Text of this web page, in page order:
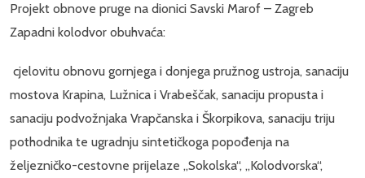
Projekt obnove pruge na dionici Savski Marof – Zagreb
Zapadni kolodvor obuhvaća:
cjelovitu obnovu gornjega i donjega pružnog ustroja, sanaciju
mostova Krapina, Lužnica i Vrabeščak, sanaciju propusta i
sanaciju podvožnjaka Vrapčanska i Škorpikova, sanaciju triju
pothodnika te ugradnju sintetičkoga popođenja na
željezničko-cestovne prijelaze „Sokolska“, „Kolodvorska“,